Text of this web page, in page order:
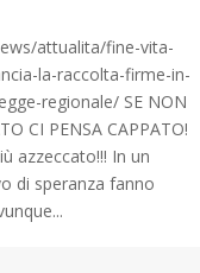
attualita/fine-vita-
la-raccolta-firme-in-
regionale/ SE NON
CI PENSA CAPPATO!
azzeccato!!! In un
di speranza fanno